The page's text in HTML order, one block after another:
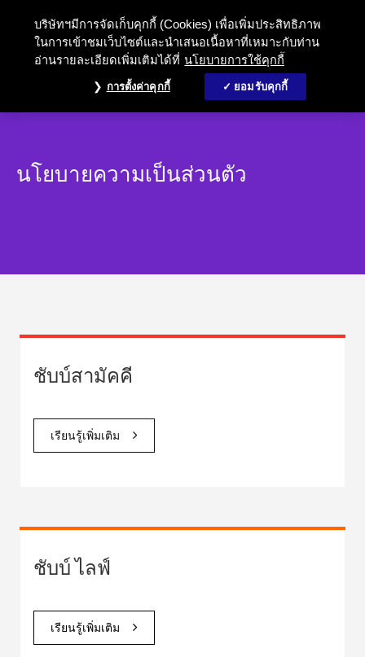
นโยบายความเป็นส่วนตัว
ชับบ์สามัคคี
เรียนรู้เพิ่มเติม
ชับบ์ ไลฟ์
เรียนรู้เพิ่มเติม
บริษัทฯมีการจัดเก็บคุกกี้ (Cookies) เพื่อเพิ่มประสิทธิภาพ
ในการเข้าชมเว็บไซต์และนำเสนอเนื้อหาที่เหมาะกับท่าน
อ่านรายละเอียดเพิ่มเติมได้ที่ นโยบายการใช้คุกกี้
การตั้งค่าคุกกี้ ยอมรับคุกกี้